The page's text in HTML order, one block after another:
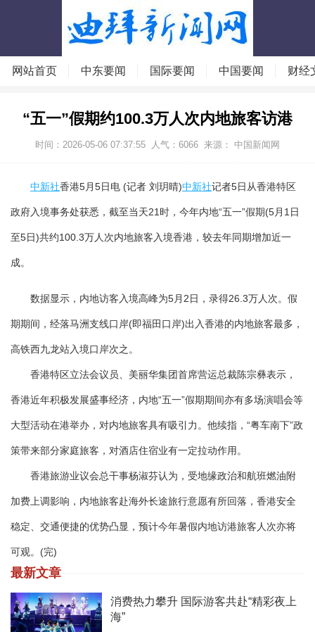
网站首页 中东要闻 国际要闻 中国要闻 财经
“五一”假期约100.3万人次内地旅客访港
时间：2026-05-06 07:37:55 人气： 6066 来源： 中国新闻网
中新社香港5月5日电 (记者 刘玥晴)中新社记者5日从香港特区
政府入境事务处获悉，截至当天21时，今年内地“五一”假期(5月1日
至5日)共约100.3万人次内地旅客入境香港，较去年同期增加近一
成。
数据显示，内地访客入境高峰为5月2日，录得26.3万人次。假
期期间，经落马洲支线口岸(即福田口岸)出入香港的内地旅客最多，
高铁西九龙站入境口岸次之。
香港特区立法会议员、美丽华集团首席营运总裁陈宗彝表示，
香港近年积极发展盛事经济，内地“五一”假期期间亦有多场演唱会等
大型活动在港举办，对内地旅客具有吸引力。他续指，“粤车南下”政
策带来部分家庭旅客，对酒店住宿业有一定拉动作用。
香港旅游业议会总干事杨淑芬认为，受地缘政治和航班燃油附
加费上调影响，内地旅客赴海外长途旅行意愿有所回落，香港安全
稳定、交通便捷的优势凸显，预计今年暑假内地访港旅客人次亦将
可观。(完)
最新文章
消费热力攀升 国际游客共赴“精彩夜上
海”